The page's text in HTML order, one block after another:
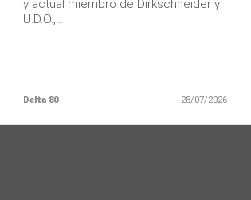
y actual miembro de Dirkschneider y
U.D.O.,...
Delta 80 28/07/2026